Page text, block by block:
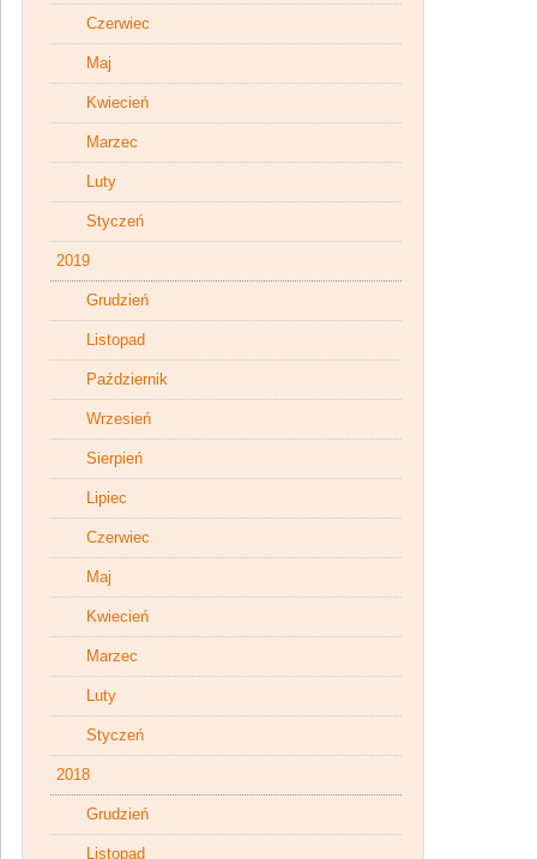
Czerwiec
Maj
Kwiecień
Marzec
Luty
Styczeń
2019
Grudzień
Listopad
Październik
Wrzesień
Sierpień
Lipiec
Czerwiec
Maj
Kwiecień
Marzec
Luty
Styczeń
2018
Grudzień
Listopad